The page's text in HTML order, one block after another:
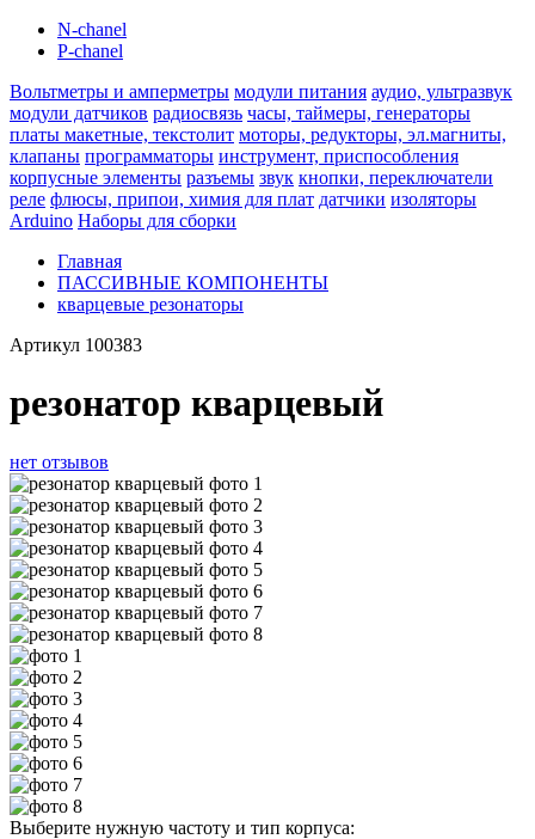
N-chanel
P-chanel
Вольтметры и амперметры модули питания аудио, ультразвук
модули датчиков радиосвязь часы, таймеры, генераторы
платы макетные, текстолит моторы, редукторы, эл.магниты,
клапаны программаторы инструмент, приспособления
корпусные элементы разъемы звук кнопки, переключатели
реле флюсы, припои, химия для плат датчики изоляторы
Arduino Наборы для сборки
Главная
ПАССИВНЫЕ КОМПОНЕНТЫ
кварцевые резонаторы
Артикул 100383
резонатор кварцевый
нет отзывов
Выберите нужную частоту и тип корпуса: